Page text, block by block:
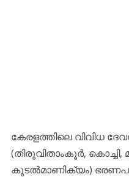
കേരളത്തിലെ വിവിധ
(തിരുവിതാംകൂർ,
കൂടൽമാണിക്യം)